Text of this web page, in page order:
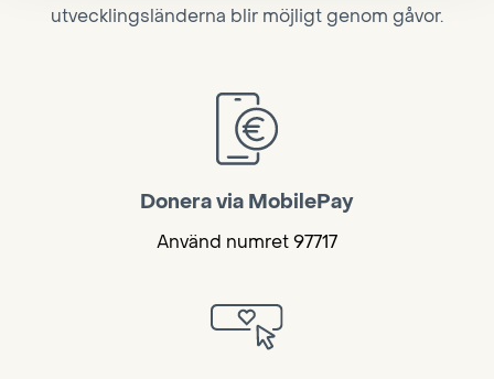
utvecklingsländerna blir möjligt genom gåvor.
Donera via MobilePay
Använd numret 97717